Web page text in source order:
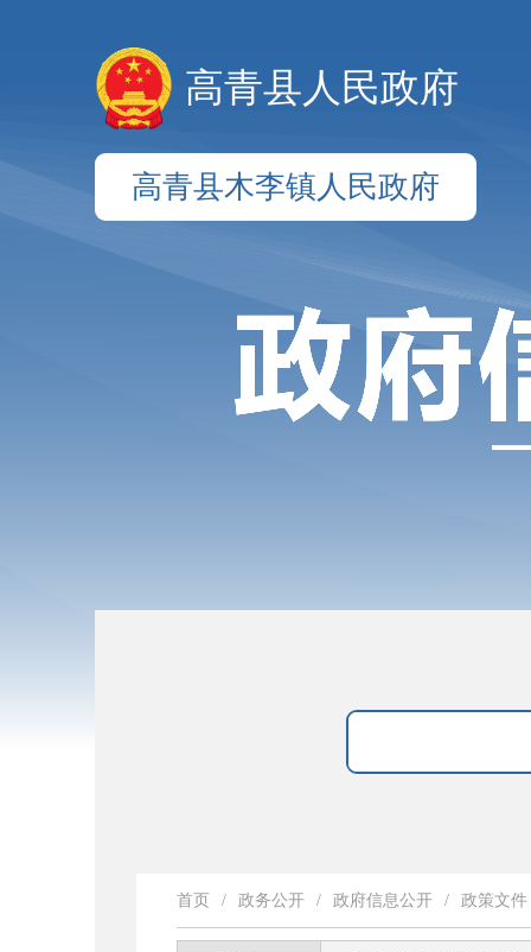
高青县人民政府
高青县木李镇人民政府
首页 / 政务公开 / 政府信息公开 / 政策文件